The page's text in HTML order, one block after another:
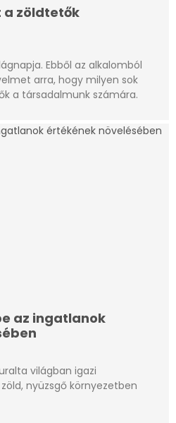
a zöldtetők
Ebből az alkalomból
arra, hogy milyen sok
a társadalmunk számára.
az ingatlanok
világban igazi
nyüzsgő környezetben